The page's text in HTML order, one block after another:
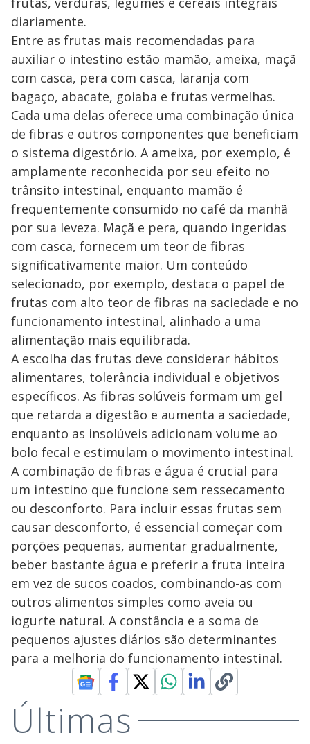
diariamente.
Entre as frutas mais recomendadas para
auxiliar o intestino estão mamão, ameixa, maçã
com casca, pera com casca, laranja com
bagaço, abacate, goiaba e frutas vermelhas.
Cada uma delas oferece uma combinação única
de fibras e outros componentes que beneficiam
o sistema digestório. A ameixa, por exemplo, é
amplamente reconhecida por seu efeito no
trânsito intestinal, enquanto mamão é
frequentemente consumido no café da manhã
por sua leveza. Maçã e pera, quando ingeridas
com casca, fornecem um teor de fibras
significativamente maior. Um conteúdo
selecionado, por exemplo, destaca o papel de
frutas com alto teor de fibras na saciedade e no
funcionamento intestinal, alinhado a uma
alimentação mais equilibrada.
A escolha das frutas deve considerar hábitos
alimentares, tolerância individual e objetivos
específicos. As fibras solúveis formam um gel
que retarda a digestão e aumenta a saciedade,
enquanto as insolúveis adicionam volume ao
bolo fecal e estimulam o movimento intestinal.
A combinação de fibras e água é crucial para
um intestino que funcione sem ressecamento
ou desconforto. Para incluir essas frutas sem
causar desconforto, é essencial começar com
porções pequenas, aumentar gradualmente,
beber bastante água e preferir a fruta inteira
em vez de sucos coados, combinando-as com
outros alimentos simples como aveia ou
iogurte natural. A constância e a soma de
pequenos ajustes diários são determinantes
para a melhoria do funcionamento intestinal.
Últimas